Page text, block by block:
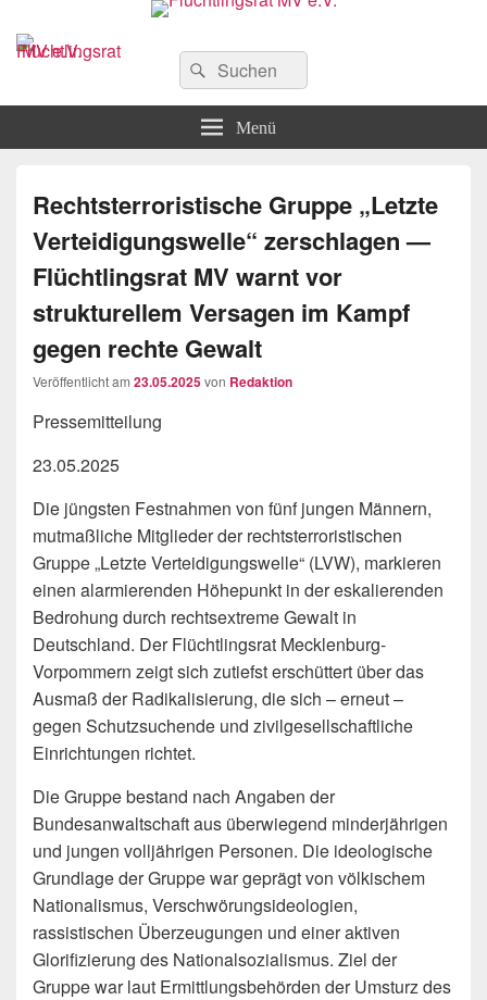
Flüchtlingsrat MV e.V.
Schwerin
Suchen
nach:
Suchen
Menü
Rechtsterroristische Gruppe „Letzte
Verteidigungswelle“ zerschlagen —
Flüchtlingsrat MV warnt vor
strukturellem Versagen im Kampf
gegen rechte Gewalt
Veröffentlicht am 23.05.2025von Redaktion
Pressemitteilung
23.05.2025
Die jüngsten Festnahmen von fünf jungen Männern,
mutmaßliche Mitglieder der rechtsterroristischen
Gruppe „Letzte Verteidigungswelle“ (LVW), markieren
einen alarmierenden Höhepunkt in der eskalierenden
Bedrohung durch rechtsextreme Gewalt in
Deutschland. Der Flüchtlingsrat Mecklenburg-
Vorpommern zeigt sich zutiefst erschüttert über das
Ausmaß der Radikalisierung, die sich – erneut –
gegen Schutzsuchende und zivilgesellschaftliche
Einrichtungen richtet.
Die Gruppe bestand nach Angaben der
Bundesanwaltschaft aus überwiegend minderjährigen
und jungen volljährigen Personen. Die ideologische
Grundlage der Gruppe war geprägt von völkischem
Nationalismus, Verschwörungsideologien,
rassistischen Überzeugungen und einer aktiven
Glorifizierung des Nationalsozialismus. Ziel der
Gruppe war laut Ermittlungsbehörden der Umsturz des